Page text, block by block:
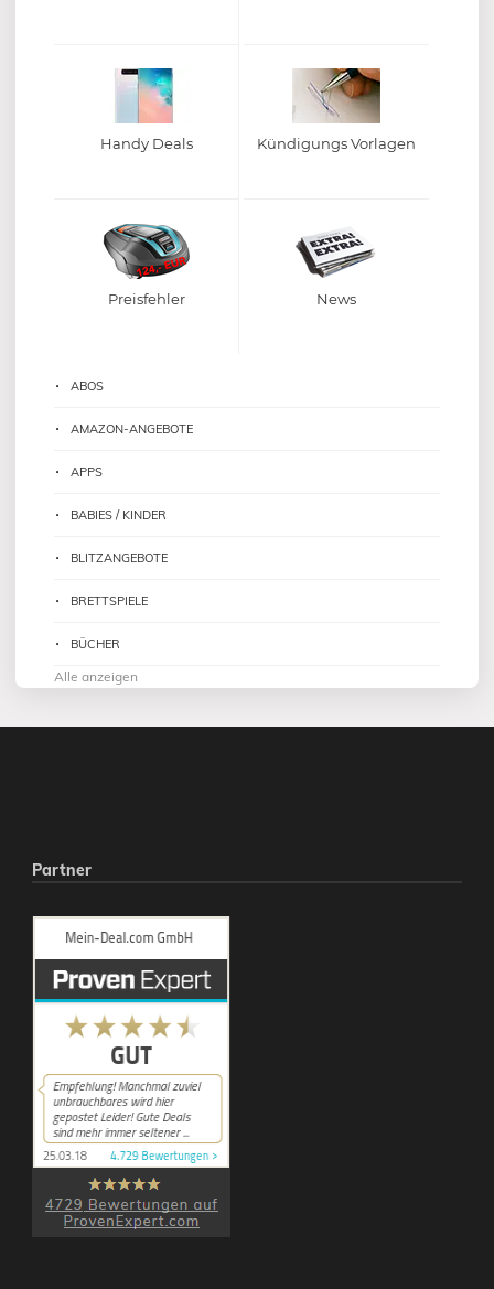
Handy Deals Kündigungs Vorlagen
Preisfehler News
ABOS
AMAZON-ANGEBOTE
APPS
BABIES / KINDER
BLITZANGEBOTE
BRETTSPIELE
BÜCHER
Alle anzeigen
Partner